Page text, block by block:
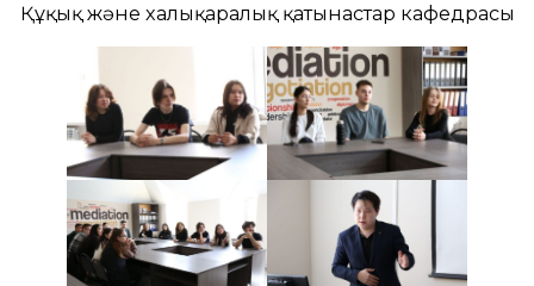
Құқық және халықаралық қатынастар кафедрасы